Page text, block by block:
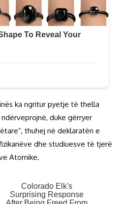
ka ngritur pyetje të thella
duke gërryer
thuhej në deklaratën e
dhe studiuesve të tjerë
Atomike.